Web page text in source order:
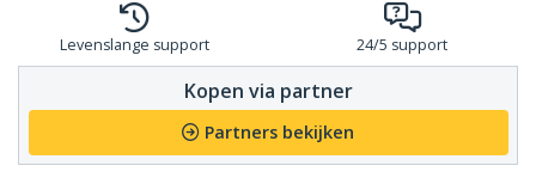
Levenslange support 24/5 support
Kopen via partner
Partners bekijken